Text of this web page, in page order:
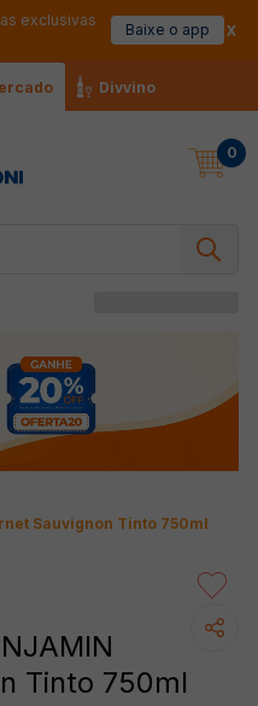
exclusivas
Baixe o app
Divvino
0
Sauvignon Tinto 750ml
Tinto 750ml